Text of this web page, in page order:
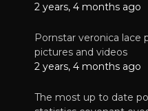
2 years, 4 months ago
Pornstar veronica lace
pictures and videos
2 years, 4 months ago
The most up to date